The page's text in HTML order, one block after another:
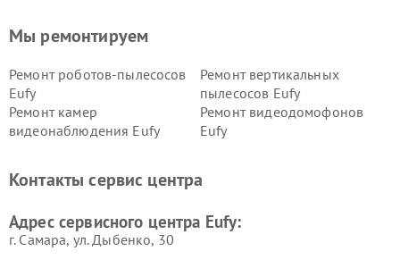
Мы ремонтируем
Ремонт роботов-пылесосов
Eufy
Ремонт вертикальных
пылесосов Eufy
Ремонт камер
видеонаблюдения Eufy
Ремонт видеодомофонов
Eufy
Контакты сервис центра
Адрес сервисного центра Eufy:
г. Самара, ул. Дыбенко, 30